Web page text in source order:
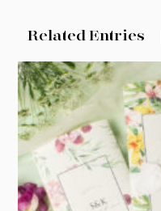
Related Entries